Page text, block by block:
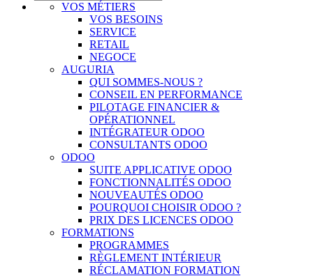
VOS MÉTIERS
VOS BESOINS
SERVICE
RETAIL
NEGOCE
AUGURIA
QUI SOMMES-NOUS ?
CONSEIL EN PERFORMANCE
PILOTAGE FINANCIER &
OPÉRATIONNEL
INTÉGRATEUR ODOO
CONSULTANTS ODOO
ODOO
SUITE APPLICATIVE ODOO
FONCTIONNALITÉS ODOO
NOUVEAUTÉS ODOO
POURQUOI CHOISIR ODOO ?
PRIX DES LICENCES ODOO
FORMATIONS
PROGRAMMES
RÈGLEMENT INTÉRIEUR
RÉCLAMATION FORMATION